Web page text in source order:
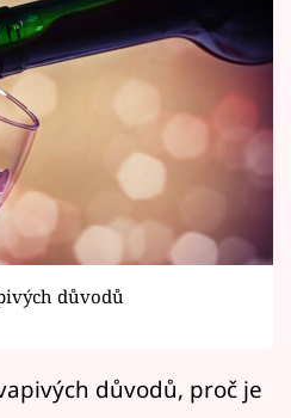
Vary
důvodů
důvodů, proč je